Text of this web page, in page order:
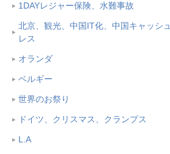
1DAYレジャー保険、水難事故
北京、観光、中国IT化、中国キャッシュ
レス
オランダ
ベルギー
世界のお祭り
ドイツ、クリスマス、クランプス
L.A